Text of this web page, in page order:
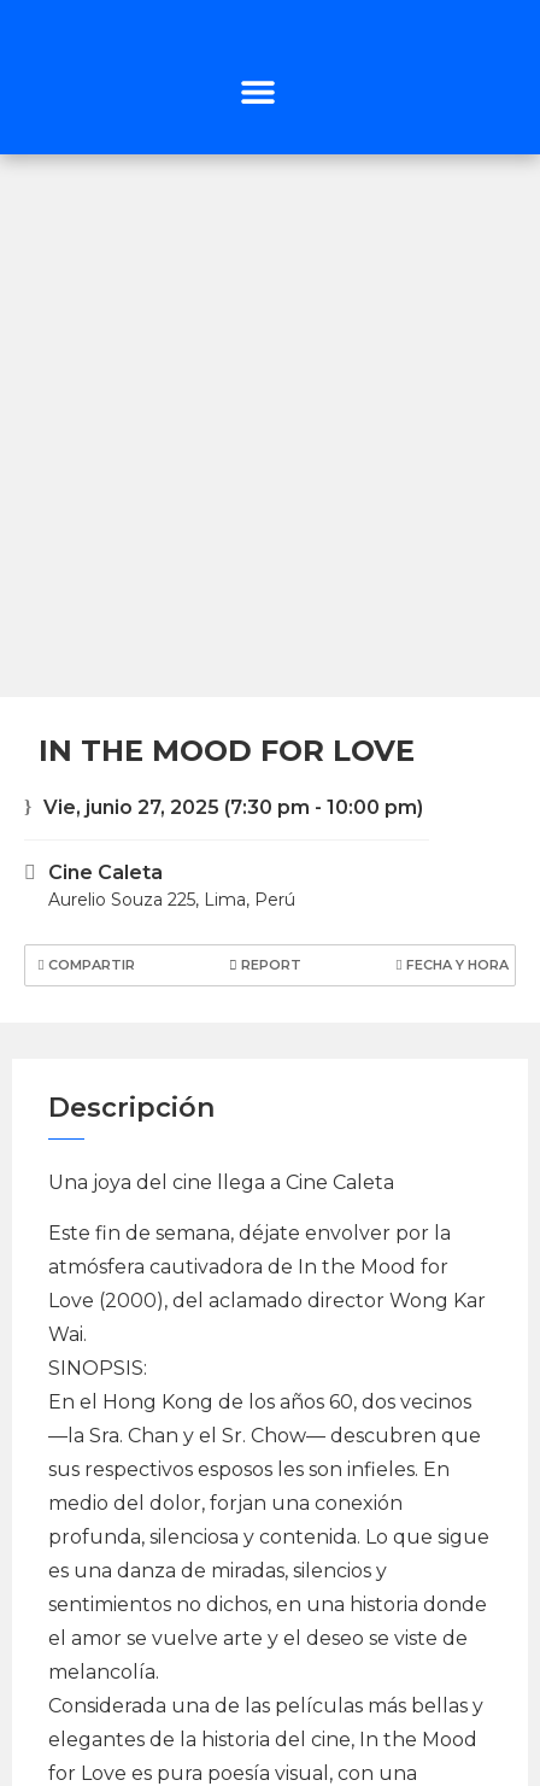
IN THE MOOD FOR LOVE
Vie, junio 27, 2025 (7:30 pm - 10:00 pm)
Cine Caleta
Aurelio Souza 225, Lima, Perú
COMPARTIR REPORT FECHA Y HORA
Descripción
Una joya del cine llega a Cine Caleta
Este fin de semana, déjate envolver por la
atmósfera cautivadora de In the Mood for
Love (2000), del aclamado director Wong Kar
Wai.
SINOPSIS:
En el Hong Kong de los años 60, dos vecinos
—la Sra. Chan y el Sr. Chow— descubren que
sus respectivos esposos les son infieles. En
medio del dolor, forjan una conexión
profunda, silenciosa y contenida. Lo que sigue
es una danza de miradas, silencios y
sentimientos no dichos, en una historia donde
el amor se vuelve arte y el deseo se viste de
melancolía.
Considerada una de las películas más bellas y
elegantes de la historia del cine, In the Mood
for Love es pura poesía visual, con una